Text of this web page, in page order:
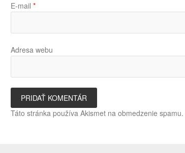
E-mail *
Adresa webu
Táto stránka používa Akismet na obmedzenie spamu.